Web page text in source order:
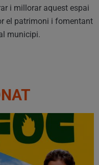
i millorar aquest espai
el patrimoni i fomentant
municipi.